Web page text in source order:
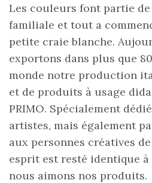
Les couleurs font partie
familiale et tout a
petite craie blanche.
exportons dans plus que
monde notre production
et de produits à usage
PRIMO. Spécialement
artistes, mais également
aux personnes créatives
esprit est resté identique à
nous aimons nos produits.